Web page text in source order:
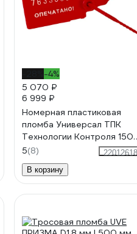
-4%
5 070 ₽
6 999 ₽
Номерная пластиковая
пломба Универсал ТПК
Технологии Контроля 150
(Цвет:красный) 1000 шт.
24155
5(8)
22012618
В корзину